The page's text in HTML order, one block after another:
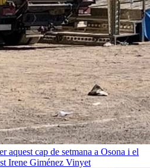
aquest cap de setmana a Osona i el
Irene Giménez Vinyet